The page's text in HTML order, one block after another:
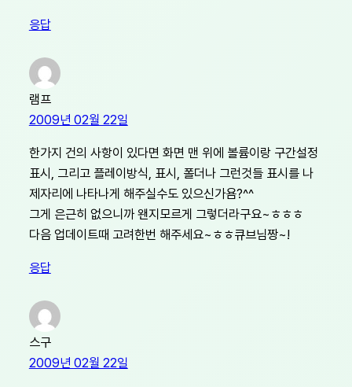
응답
램프
2009년 02월 22일
한가지 건의 사항이 있다면 화면 맨 위에 볼륨이랑 구간설정
표시, 그리고 플레이방식, 표시, 폴더나 그런것들 표시를 나
제자리에 나타나게 해주실수도 있으신가욤?^^
그게 은근히 없으니까 왠지모르게 그렇더라구요~ㅎㅎㅎ
다음 업데이트때 고려한번 해주세요~ㅎㅎ큐브님짱~!
응답
스구
2009년 02월 22일